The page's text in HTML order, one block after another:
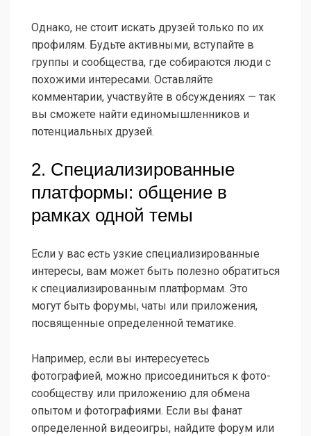
Однако, не стоит искать друзей только по их
профилям. Будьте активными, вступайте в
группы и сообщества, где собираются люди с
похожими интересами. Оставляйте
комментарии, участвуйте в обсуждениях — так
вы сможете найти единомышленников и
потенциальных друзей.
2. Специализированные
платформы: общение в
рамках одной темы
Если у вас есть узкие специализированные
интересы, вам может быть полезно обратиться
к специализированным платформам. Это
могут быть форумы, чаты или приложения,
посвященные определенной тематике.
Например, если вы интересуетесь
фотографией, можно присоединиться к фото-
сообществу или приложению для обмена
опытом и фотографиями. Если вы фанат
определенной видеоигры, найдите форум или